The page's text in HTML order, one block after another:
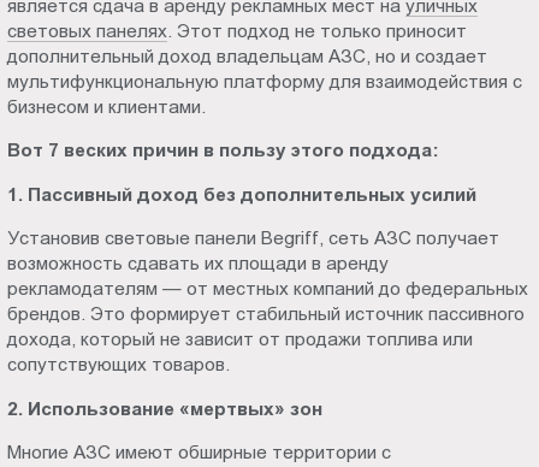
является сдача в аренду рекламных мест науличных
световых панелях . Этот подход не только приносит
дополнительный доход владельцам АЗС, но и создает
мультифункциональную платформу для взаимодействия с
бизнесом и клиентами.
Вот 7 веских причин в пользу этого подхода:
1. Пассивный доход без дополнительных усилий
Установив световые панели Begriff, сеть АЗС получает
возможность сдавать их площади в аренду
рекламодателям — от местных компаний до федеральных
брендов. Это формирует стабильный источник пассивного
дохода, который не зависит от продажи топлива или
сопутствующих товаров.
2. Использование «мертвых» зон
Многие АЗС имеют обширные территории с
9.00-
18.00
Сб.,